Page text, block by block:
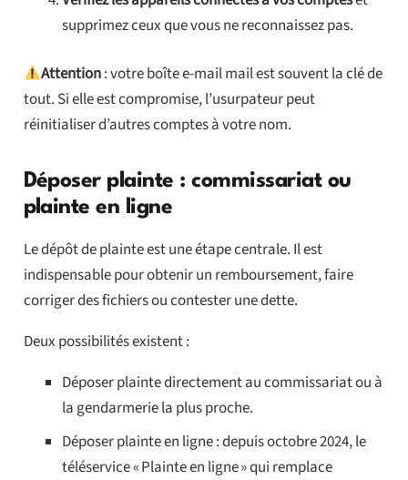
supprimez ceux que vous ne reconnaissez pas.
Attention: votre boîte e-mail mail est souvent la clé de
tout. Si elle est compromise, l’usurpateur peut
réinitialiser d’autres comptes à votre nom.
Déposer plainte : commissariat ou
plainte en ligne
Le dépôt de plainte est une étape centrale. Il est
indispensable pour obtenir un remboursement, faire
corriger des fichiers ou contester une dette.
Deux possibilités existent :
Déposer plainte directement au commissariat ou à
la gendarmerie la plus proche.
Déposer plainte en ligne : depuis octobre 2024, le
téléservice « Plainte en ligne » qui remplace